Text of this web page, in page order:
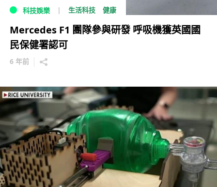
科技娛樂 生活科技 健康
Mercedes F1 團隊參與研發 呼吸機獲英國國
民保健署認可
6 年前